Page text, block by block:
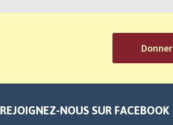
Donner
REJOIGNEZ-NOUS SUR FACEBOOK